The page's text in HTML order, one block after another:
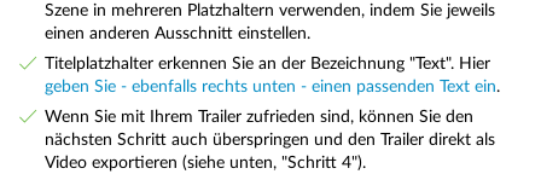
Szene in mehreren Platzhaltern verwenden, indem Sie jeweils
einen anderen Ausschnitt einstellen.
Titelplatzhalter erkennen Sie an der Bezeichnung "Text". Hier
geben Sie - ebenfalls rechts unten - einen passenden Text ein.
Wenn Sie mit Ihrem Trailer zufrieden sind, können Sie den
nächsten Schritt auch überspringen und den Trailer direkt als
Video exportieren (siehe unten, "Schritt 4").